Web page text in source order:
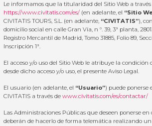
Le informamos que la titularidad del Sitio Web a
https://www.civitatis.com/es/ (en adelante, el “Sitio
CIVITATIS TOURS, S.L. (en adelante, “CIVITATIS”),
domicilio social en calle Gran Vía, n º. 39, 3ª planta,
Registro Mercantil de Madrid, Tomo 31885, Folio 89,
Inscripción 1ª.
El acceso y/o uso del Sitio Web le atribuye la condición
desde dicho acceso y/o uso, el presente Aviso Legal.
El usuario (en adelante, el “Usuario”) puede ponerse
CIVITATIS a través de www.civitatis.com/es/contactar/
Las Administraciones Públicas que deseen ponerse en
deberán de hacerlo de forma telemática realizando